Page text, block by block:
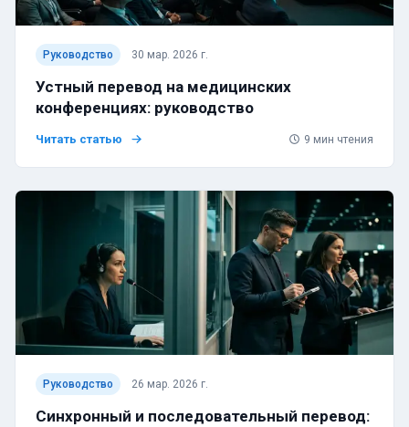
Руководство 30 мар. 2026 г.
Устный перевод на медицинских
конференциях: руководство
Читать статью 9 мин чтения
Руководство 26 мар. 2026 г.
Синхронный и последовательный перевод: